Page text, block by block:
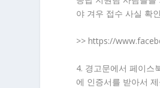
야 겨우 접수 사실 확
>> https://
4. 경고문에서 페이스
에 인증서를 받아서